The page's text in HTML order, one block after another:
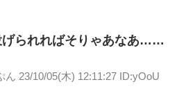
げられればそりゃあなあ……
ん 23/10/05(木) 12:11:27 ID:yOoU